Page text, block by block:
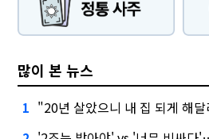
많이 본 뉴스
1 "20년 살았으니 내 집 되게 해